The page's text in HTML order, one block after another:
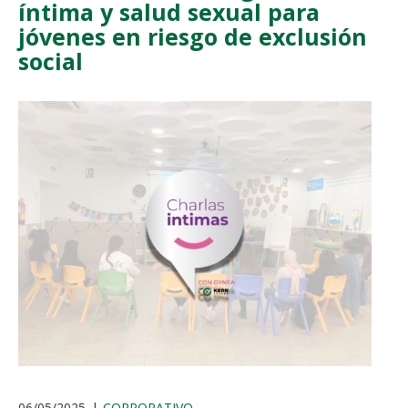
íntima y salud sexual para
jóvenes en riesgo de exclusión
social